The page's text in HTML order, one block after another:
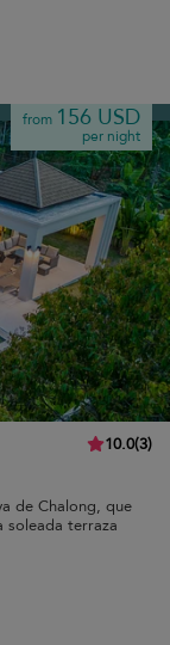
from 156 USD
per night
10.0(3)
de Chalong, que
soleada terraza